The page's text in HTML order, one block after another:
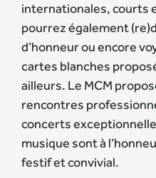
internationales, courts
pourrez également
d’honneur ou encore
cartes blanches
ailleurs. Le MCM
rencontres
concerts
musique sont à
festif et convivial.